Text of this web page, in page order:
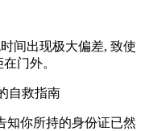
间出现极大偏差, 致使
门外。
知你所持的身份证已然